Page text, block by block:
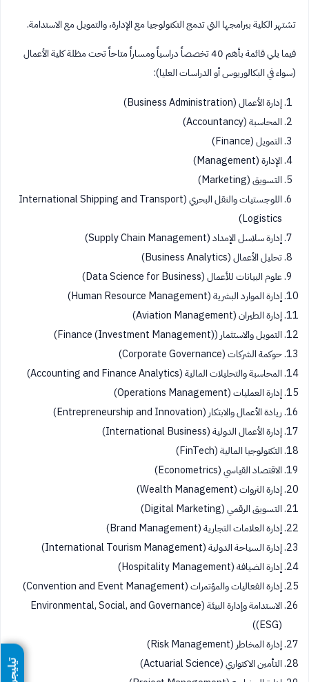
تشتهر الكلية ببرامجها التي تدمج التكنولوجيا مع الإدارة، والتمويل مع الاستدامة.
فيما يلي قائمة بأهم 40 تخصصاً دراسياً ومساراً متاحاً تحت مظلة كلية الأعمال
(سواء في البكالوريوس أو الدراسات العليا):
إدارة الأعمال (Business Administration)
المحاسبة (Accountancy)
التمويل (Finance)
الإدارة (Management)
التسويق (Marketing)
اللوجستيات والنقل البحري (International Shipping and Transport
Logistics)
إدارة سلاسل الإمداد (Supply Chain Management)
تحليل الأعمال (Business Analytics)
علوم البيانات للأعمال (Data Science for Business)
إدارة الموارد البشرية (Human Resource Management)
إدارة الطيران (Aviation Management)
التمويل والاستثمار (Finance (Investment Management))
حوكمة الشركات (Corporate Governance)
المحاسبة والتحليلات المالية (Accounting and Finance Analytics)
إدارة العمليات (Operations Management)
ريادة الأعمال والابتكار (Entrepreneurship and Innovation)
إدارة الأعمال الدولية (International Business)
التكنولوجيا المالية (FinTech)
الاقتصاد القياسي (Econometrics)
إدارة الثروات (Wealth Management)
التسويق الرقمي (Digital Marketing)
إدارة العلامات التجارية (Brand Management)
إدارة السياحة الدولية (International Tourism Management)
إدارة الضيافة (Hospitality Management)
إدارة الفعاليات والمؤتمرات (Convention and Event Management)
الاستدامة وإدارة البيئة (Environmental, Social, and Governance
(ESG))
إدارة المخاطر (Risk Management)
التأمين الاكتواري (Actuarial Science)